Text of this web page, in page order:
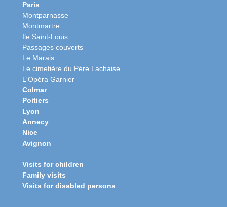
Paris
Montparnasse
Montmartre
Ile Saint-Louis
Passages couverts
Le Marais
Le cimetière du Père Lachaise
L'Opéra Garnier
Colmar
Poitiers
Lyon
Annecy
Nice
Avignon
Visits for children
Family visits
Visits for disabled persons